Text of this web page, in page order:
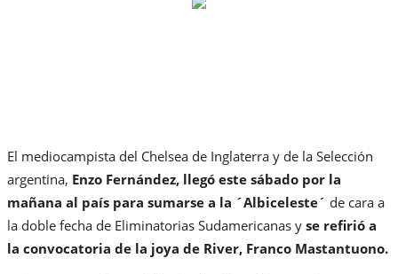
El mediocampista del Chelsea de Inglaterra y de la Selección
argentina, Enzo Fernández, llegó este sábado por la
mañana al país para sumarse a la ´Albiceleste´ de cara a
la doble fecha de Eliminatorias Sudamericanas y se refirió a
la convocatoria de la joya de River, Franco Mastantuono.